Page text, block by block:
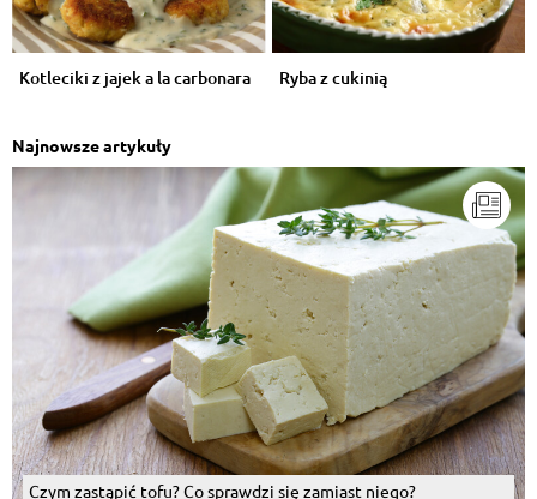
Kotleciki z jajek a la carbonara Ryba z cukinią
Najnowsze artykuły
Czym zastąpić tofu? Co sprawdzi się zamiast niego?